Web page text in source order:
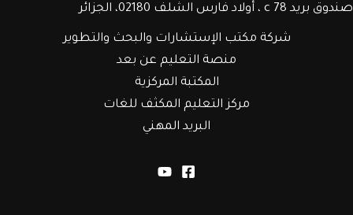
صندوق بريد c 78 ، أولاد فارس الشلف 02180، الجزائر
شركة مكتب الإستشارات والبحث والتطوير
منصة التعليم عن بعد
المكتبة المركزية
مركز التعليم المكثف للغات
البريد المهني